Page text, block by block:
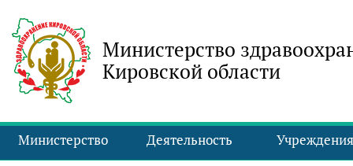
Министерство
Кировской области
Министерство Деятельность Учреждения